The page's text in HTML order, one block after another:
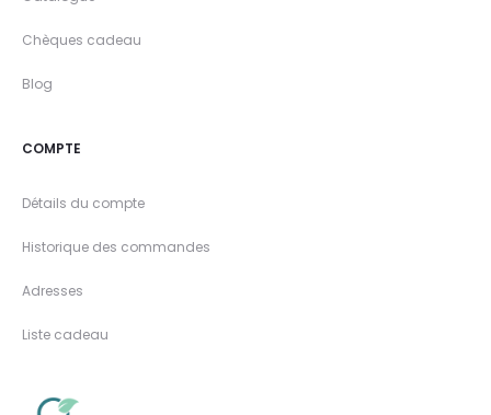
Chèques cadeau
Blog
COMPTE
Détails du compte
Historique des commandes
Adresses
Liste cadeau